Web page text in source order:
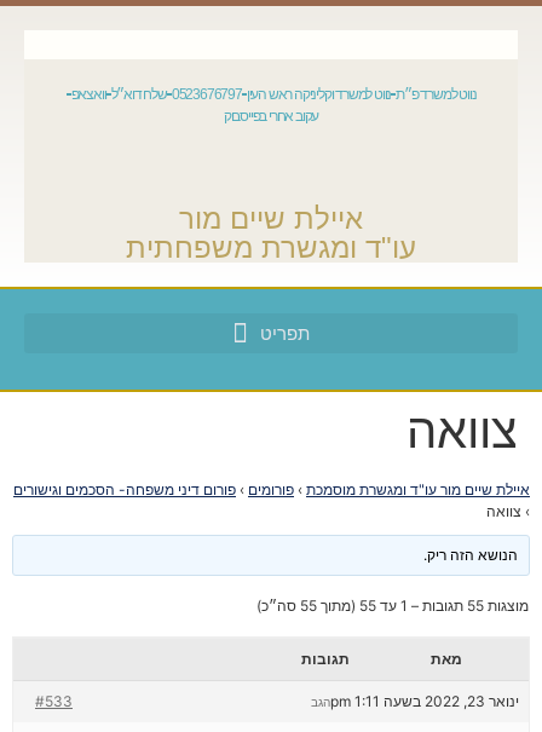
נווט למשרד פ״ת נווט למשרד וקליניקה ראש העין 0523676797 שלח דוא״ל וואצאפ
עקוב אחרי בפייסבוק
איילת שיים מור
עו"ד ומגשרת משפחתית
צוואה
איילת שיים מור עו"ד ומגשרת מוסמכת › פורומים › פורום דיני משפחה- הסכמים וגישורים
› צוואה
הנושא הזה ריק.
מוצגות 55 תגובות – 1 עד 55 (מתוך 55 סה״כ)
מאת תגובות
ינואר 23, 2022 בשעה 1:11 pm #533 הגב